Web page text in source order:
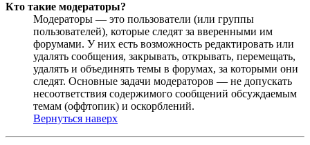
Кто такие модераторы?
Модераторы — это пользователи (или группы
пользователей), которые следят за вверенными им
форумами. У них есть возможность редактировать или
удалять сообщения, закрывать, открывать, перемещать,
удалять и объединять темы в форумах, за которыми они
следят. Основные задачи модераторов — не допускать
несоответствия содержимого сообщений обсуждаемым
темам (оффтопик) и оскорблений.
Вернуться наверх